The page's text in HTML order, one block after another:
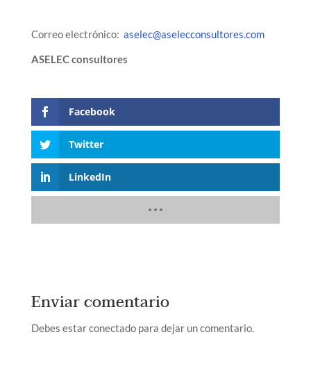
Correo electrónico: aselec@aselecconsultores.com
ASELEC consultores
Facebook
Twitter
LinkedIn
Enviar comentario
Debes estar conectado para dejar un comentario.